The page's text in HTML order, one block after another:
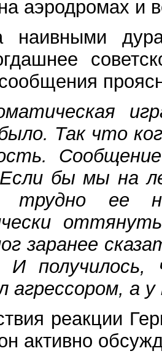
аэродромах и
наивными
Так что
бы мы на
трудно ее
заранее
И
а у
реакции
активно